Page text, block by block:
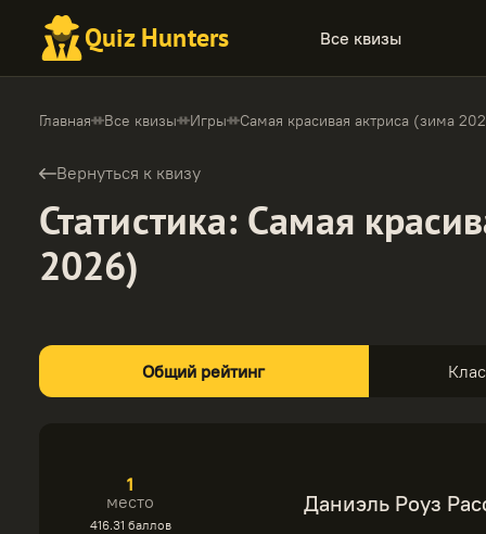
Quiz Hunters Все квизы
Главная Все квизы Игры Самая красивая актриса (зима
Вернуться к квизу
Статистика: Самая
2026)
Общий рейтинг
1
место
416.31 баллов
Даниэль Роуз